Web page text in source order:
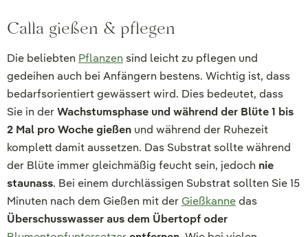
Calla gießen & pflegen
Die beliebten Pflanzen sind leicht zu pflegen und
gedeihen auch bei Anfängern bestens. Wichtig ist, dass
bedarfsorientiert gewässert wird. Dies bedeutet, dass
Sie in derWachstumsphase und während der Blüte 1 bis
2 Mal pro Woche gießen und während der Ruhezeit
komplett damit aussetzen. Das Substrat sollte während
der Blüte immer gleichmäßig feucht sein, jedoch nie
staunass. Bei einem durchlässigen Substrat sollten Sie 15
Minuten nach dem Gießen mit der Gießkannedas
Überschusswasser aus dem Übertopf oder